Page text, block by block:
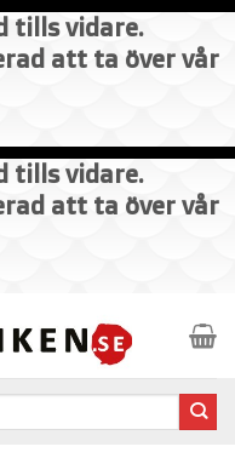
tills vidare.
att ta över vår
tills vidare.
att ta över vår